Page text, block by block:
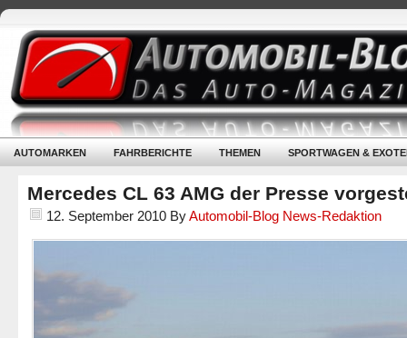
AUTOMARKEN FAHRBERICHTE THEMEN SPORTWAGEN &
Mercedes CL 63 AMG der Presse
12. September 2010 ByAutomobil-Blog News-Redaktion